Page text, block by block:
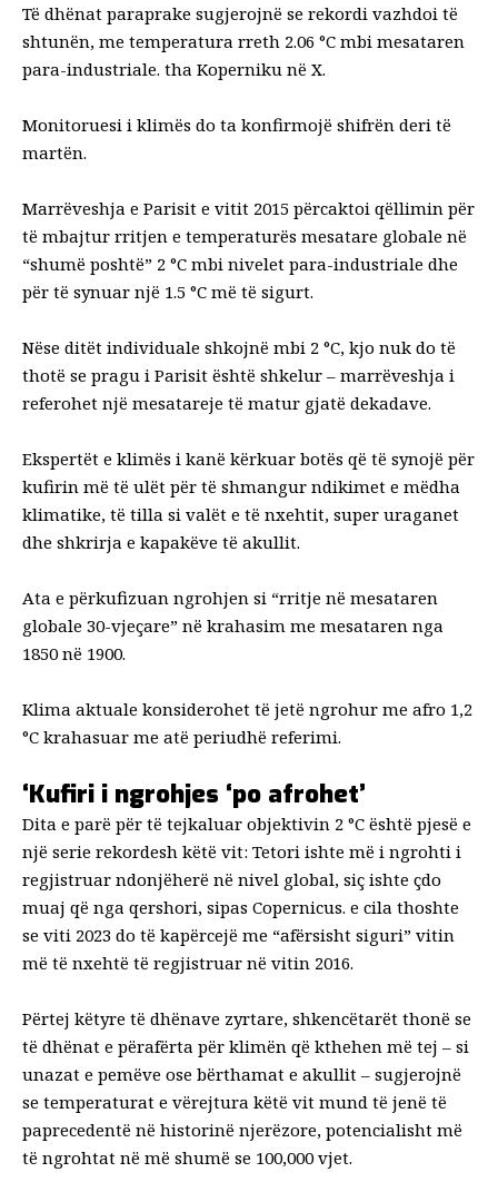
Të dhënat paraprake sugjerojnë se rekordi vazhdoi të
shtunën, me temperatura rreth 2.06 °C mbi mesataren
para-industriale. tha Koperniku në X.
Monitoruesi i klimës do ta konfirmojë shifrën deri të
martën.
Marrëveshja e Parisit e vitit 2015 përcaktoi qëllimin për
të mbajtur rritjen e temperaturës mesatare globale në
“shumë poshtë” 2 °C mbi nivelet para-industriale dhe
për të synuar një 1.5 °C më të sigurt.
Nëse ditët individuale shkojnë mbi 2 °C, kjo nuk do të
thotë se pragu i Parisit është shkelur – marrëveshja i
referohet një mesatareje të matur gjatë dekadave.
Ekspertët e klimës i kanë kërkuar botës që të synojë për
kufirin më të ulët për të shmangur ndikimet e mëdha
klimatike, të tilla si valët e të nxehtit, super uraganet
dhe shkrirja e kapakëve të akullit.
Ata e përkufizuan ngrohjen si “rritje në mesataren
globale 30-vjeçare” në krahasim me mesataren nga
1850 në 1900.
Klima aktuale konsiderohet të jetë ngrohur me afro 1,2
°C krahasuar me atë periudhë referimi.
‘Kufiri i ngrohjes ‘po afrohet’
Dita e parë për të tejkaluar objektivin 2 °C është pjesë e
një serie rekordesh këtë vit: Tetori ishte më i ngrohti i
regjistruar ndonjëherë në nivel global, siç ishte çdo
muaj që nga qershori, sipas Copernicus. e cila thoshte
se viti 2023 do të kapërcejë me “afërsisht siguri” vitin
më të nxehtë të regjistruar në vitin 2016.
Përtej këtyre të dhënave zyrtare, shkencëtarët thonë se
të dhënat e përafërta për klimën që kthehen më tej – si
unazat e pemëve ose bërthamat e akullit – sugjerojnë
se temperaturat e vërejtura këtë vit mund të jenë të
paprecedentë në historinë njerëzore, potencialisht më
të ngrohtat në më shumë se 100,000 vjet.